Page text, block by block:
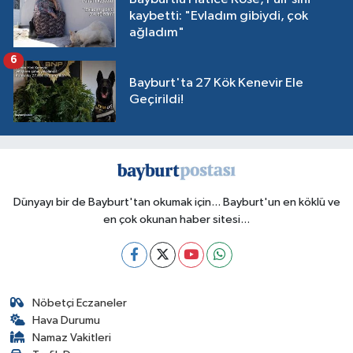
kaybetti: "Evladım gibiydi, çok
ağladım"
Bayburt'ta 27 Kök Kenevir Ele
Geçirildi!
6
Dünyayı bir de Bayburt'tan okumak için... Bayburt'un en köklü ve
en çok okunan haber sitesi...
Nöbetçi Eczaneler
Hava Durumu
Namaz Vakitleri